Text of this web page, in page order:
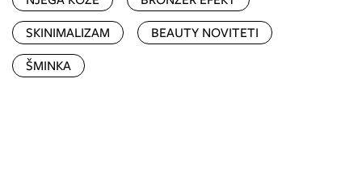
SKINIMALIZAM
BEAUTY NOVITETI
ŠMINKA